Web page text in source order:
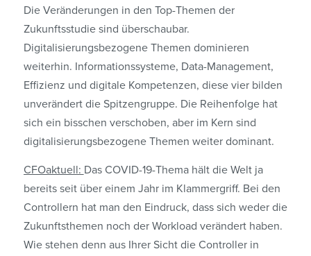
Die Veränderungen in den Top-Themen der
Zukunftsstudie sind überschaubar.
Digitalisierungsbezogene Themen dominieren
weiterhin. Informationssysteme, Data-Management,
Effizienz und digitale Kompetenzen, diese vier bilden
unverändert die Spitzengruppe. Die Reihenfolge hat
sich ein bisschen verschoben, aber im Kern sind
digitalisierungsbezogene Themen weiter dominant.
CFOaktuell: Das COVID-19-Thema hält die Welt ja
bereits seit über einem Jahr im Klammergriff. Bei den
Controllern hat man den Eindruck, dass sich weder die
Zukunftsthemen noch der Workload verändert haben.
Wie stehen denn aus Ihrer Sicht die Controller in